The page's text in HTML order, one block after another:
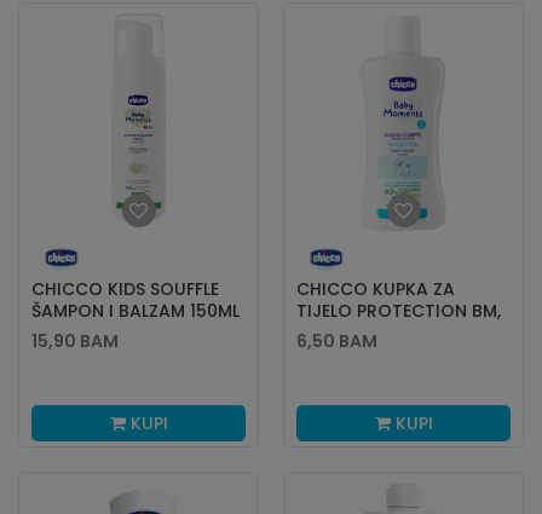
CHICCO KIDS SOUFFLE
ŠAMPON I BALZAM 150ML
15,90 BAM
KUPI
CHICCO KUPKA ZA
TIJELO PROTECTION BM,
200ML
6,50 BAM
KUPI